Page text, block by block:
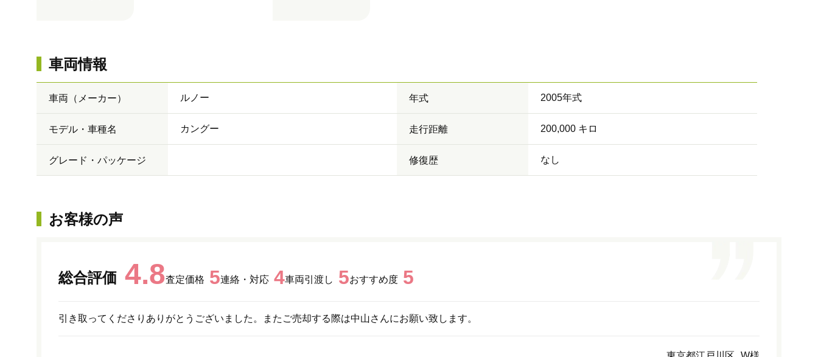
車両情報
車両（メーカー） ルノー
モデル・車種名 カングー
グレード・パッケージ
年式 2005年式
走行距離 200,000 キロ
修復歴 なし
お客様の声
総合評価 4.8査定価格 5連絡・対応 4車両引渡し 5おすすめ度 5
引き取ってくださりありがとうございました。またご売却する際は中山さんにお願い致します。